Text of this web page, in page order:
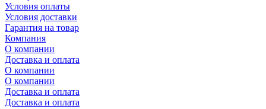
Условия оплаты
Условия доставки
Гарантия на товар
Компания
О компании
Доставка и оплата
О компании
О компании
Доставка и оплата
Доставка и оплата